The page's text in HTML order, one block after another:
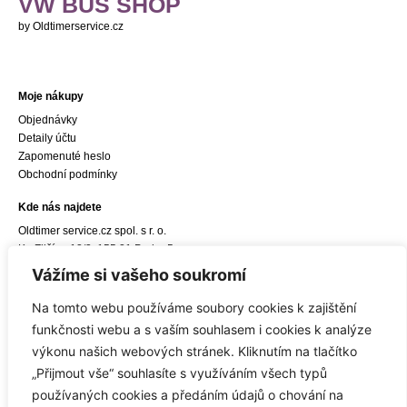
Vážíme si vašeho soukromí
Na tomto webu používáme soubory cookies k zajištění
funkčnosti webu a s vaším souhlasem i cookies k analýze
výkonu našich webových stránek. Kliknutím na tlačítko
„Přijmout vše“ souhlasíte s využíváním všech typů
používaných cookies a předáním údajů o chování na
by Oldtimerservice.cz
Moje nákupy
Objednávky
Detaily účtu
Zapomenuté heslo
Obchodní podmínky
Kde nás najdete
Oldtimer service.cz spol. s r. o.
Ke Zličínu 12/3, 155 21 Praha 5
e-mail:info@oldtimerservice.cz
Sídlo společnosti
Oldtimer service.cz spol. s r. o.
Hostivická 8/10, 155 21 Praha 5
IČ: 27450309, DIČ: CZ27450309